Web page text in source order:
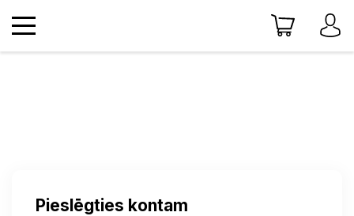
Pieslēgties kontam